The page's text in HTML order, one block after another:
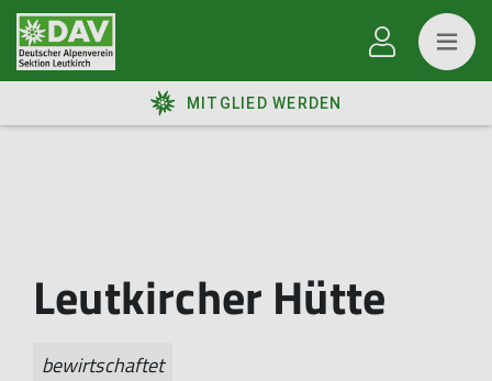
MITGLIED WERDEN
Leutkircher Hütte
bewirtschaftet